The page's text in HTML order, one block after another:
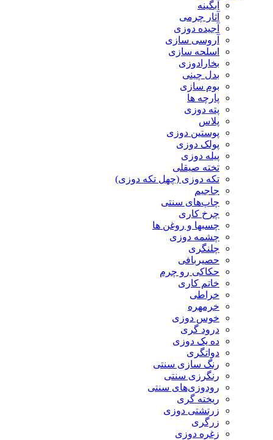
آثار چرمی
آجیده دوزی
آروسی سازی
اسلحه سازی
بخارادوزی
بدل چینی
بوم سازی
پارچه ها
پته دوزی
پوستین دوزی
پولک دوزی
پیله دوزی
تخته صیقلی
تکه دوزی (چهل تکه دوزی)
چاپ‌های سنتی
چرخ کاری
چسبها و روغن ها
چشمه دوزی
چلنگری
حصیربافی
حکاکی رو چرم
خاتم کاری
خراطی
خرمهره
خوس دوزی
درود گری
ده یک دوزی
دواتگری
رنگ سازی سنتی
رنگرزی سنتی
رودوزی‌های سنتی
ریخته گری
زرتشتی دوزی
زرگری
زغره دوزی